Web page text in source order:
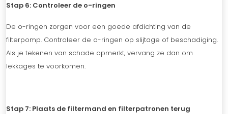
Stap 6: Controleer de o-ringen
De o-ringen zorgen voor een goede afdichting van de
filterpomp. Controleer de o-ringen op slijtage of beschadiging.
Als je tekenen van schade opmerkt, vervang ze dan om
lekkages te voorkomen.
Stap 7: Plaats de filtermand en filterpatronen terug